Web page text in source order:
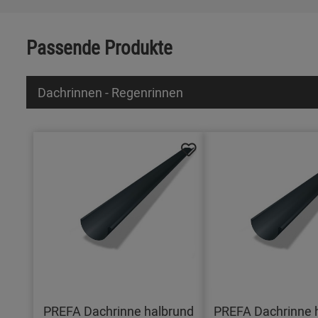
Passende Produkte
Dachrinnen - Regenrinnen
PREFA Dachrinne halbrund PREFA Dachrinne